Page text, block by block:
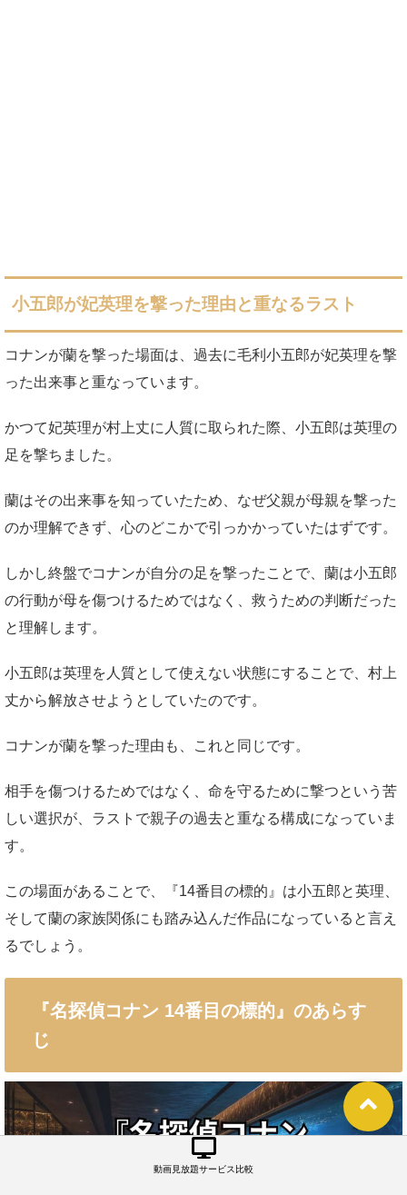
小五郎が妃英理を撃った理由と重なるラスト
コナンが蘭を撃った場面は、過去に毛利小五郎が妃英理を撃
った出来事と重なっています。
かつて妃英理が村上丈に人質に取られた際、小五郎は英理の
足を撃ちました。
蘭はその出来事を知っていたため、なぜ父親が母親を撃った
のか理解できず、心のどこかで引っかかっていたはずです。
しかし終盤でコナンが自分の足を撃ったことで、蘭は小五郎
の行動が母を傷つけるためではなく、救うための判断だった
と理解します。
小五郎は英理を人質として使えない状態にすることで、村上
丈から解放させようとしていたのです。
コナンが蘭を撃った理由も、これと同じです。
相手を傷つけるためではなく、命を守るために撃つという苦
しい選択が、ラストで親子の過去と重なる構成になっていま
す。
この場面があることで、『14番目の標的』は小五郎と英理、
そして蘭の家族関係にも踏み込んだ作品になっていると言え
るでしょう。
『名探偵コナン 14番目の標的』のあらす
じ
動画見放題サービス比較